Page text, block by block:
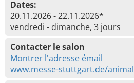
Dates:
20.11.2026 - 22.11.2026*
vendredi - dimanche, 3 jours
Contacter le salon
Montrer l'adresse émail
www.messe-stuttgart.de/animal